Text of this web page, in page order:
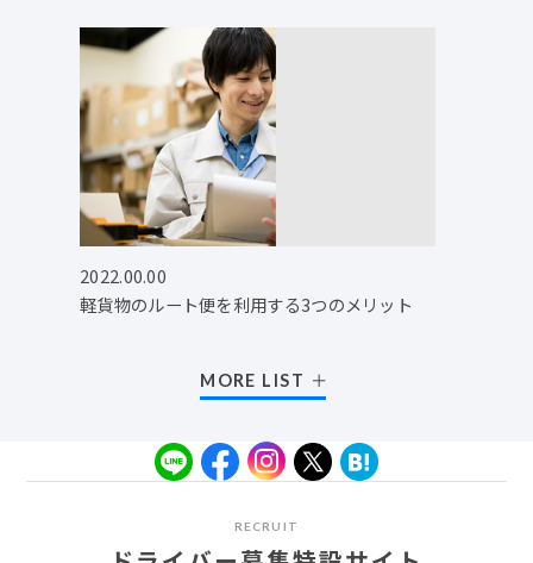
2022.00.00
軽貨物のルート便を利用する3つのメリット
MORE LIST
RECRUIT